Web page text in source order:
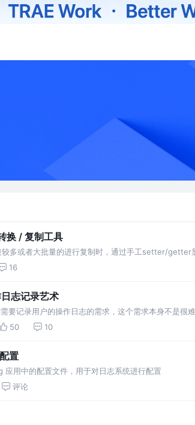
换 / 复制工具
多或者大批量的进行复制时，通过手工setter/
16
志记录艺术
要记录用户的操作日志的需求，这个需求本身不是很
50 10
置
用中的配置文件，用于对日志系统进行配置
评论